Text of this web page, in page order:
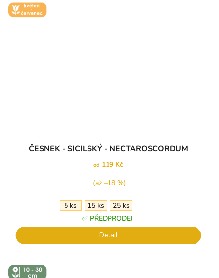
🌼 KVĚT -
ČERVEN
ČESNEK - SICILSKÝ - NECTAROSCORDUM
od 119 Kč
(až –18 %)
5 ks 15 ks
25 ks
✅ PŘEDPRODEJ
Detail
↕️ VÝŠKA 10
- 30 CM